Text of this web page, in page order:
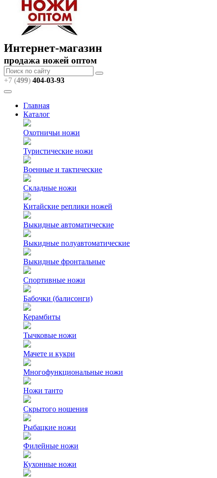
Интернет-магазин
продажа ножей оптом
+7 (499) 404-03-93
Главная
Каталог
Охотничьи ножи
Туристические ножи
Военные и тактические
Складные ножи
Китайские реплики ножей
Выкидные автоматические
Выкидные полуавтоматические
Выкидные фронтальные
Спортивные ножи
Бабочки (балисонги)
Керамбиты
Тычковые ножи
Мачете и кукри
Многофункциональные ножи
Ножи танто
Скрытого ношения
Рыбацкие ножи
Филейные ножи
Кухонные ножи